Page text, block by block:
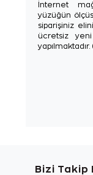
İnternet
yüzüğün
siparişiniz
ücretsiz
Bizi Takip